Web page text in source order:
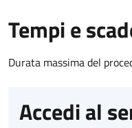
Tempi e
Durata massima del
Accedi al